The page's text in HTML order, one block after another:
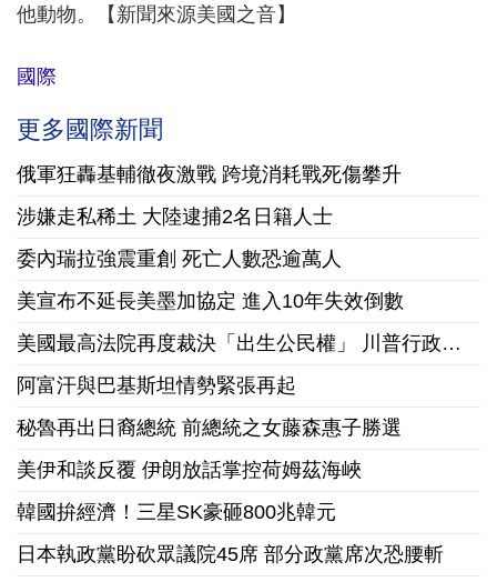
他動物。【新聞來源美國之音】
國際
更多國際新聞
俄軍狂轟基輔徹夜激戰 跨境消耗戰死傷攀升
涉嫌走私稀土 大陸逮捕2名日籍人士
委內瑞拉強震重創 死亡人數恐逾萬人
美宣布不延長美墨加協定 進入10年失效倒數
美國最高法院再度裁決「出生公民權」 川普行政命令違反憲法第14修正案
阿富汗與巴基斯坦情勢緊張再起
秘魯再出日裔總統 前總統之女藤森惠子勝選
美伊和談反覆 伊朗放話掌控荷姆茲海峽
韓國拚經濟！三星SK豪砸800兆韓元
日本執政黨盼砍眾議院45席 部分政黨席次恐腰斬